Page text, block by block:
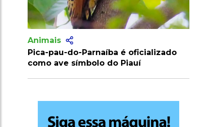
Parnaíba é oficializado
do Piauí
Ecogastronomia
preserva